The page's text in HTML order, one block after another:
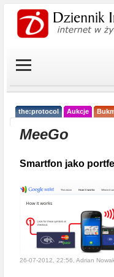
the:protocol Aukcje
MeeGo
Smartfon jako
26-07-2012, 22:56, Adrian